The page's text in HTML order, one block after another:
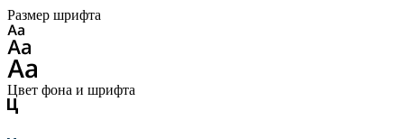
Размер шрифта
Цвет фона и шрифта